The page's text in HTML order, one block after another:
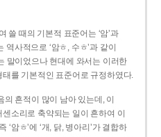
쓸 때의 기본적 표준어는 ‘암’과
역사적으로 ‘암ㅎ, 수ㅎ’과 같이
말이었으나 현대에 와서는 이러한
태를 기본적인 표준어로 규정하였다.
흔적이 많이 남아 있는데, 이
소리로 축약되는 일이 흔하여 이
암ㅎ’에 ‘개, 닭, 병아리’가 결합하